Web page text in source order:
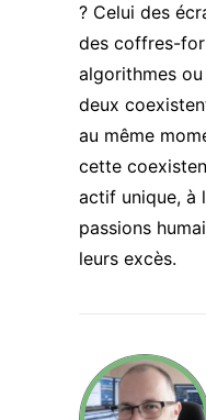
? Celui des
des coffres-
algorithmes
deux
au même
cette
actif unique, à
passions
leurs excès.